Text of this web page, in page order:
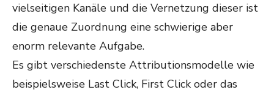
vielseitigen Kanäle und die Vernetzung dieser ist
die genaue Zuordnung eine schwierige aber
enorm relevante Aufgabe.
Es gibt verschiedenste Attributionsmodelle wie
beispielsweise Last Click, First Click oder das